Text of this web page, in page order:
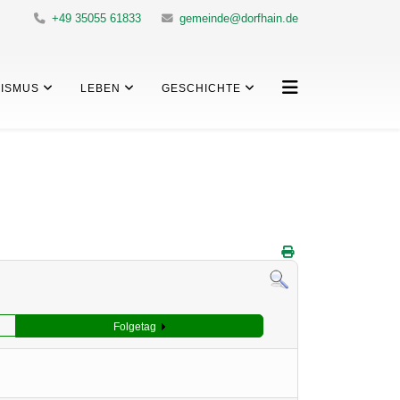
+49 35055 61833 gemeinde@dorfhain.de
LEBEN GESCHICHTE
Folgetag